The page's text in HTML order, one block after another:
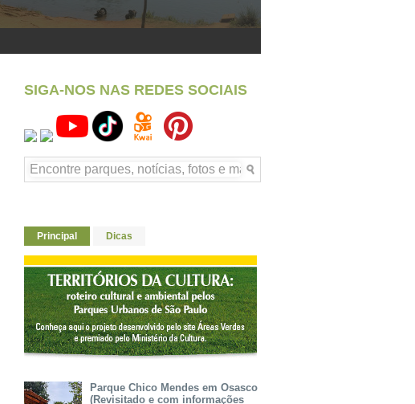
SIGA-NOS NAS REDES SOCIAIS
Principal Dicas
Parque Chico Mendes em Osasco
(Revisitado e com informações